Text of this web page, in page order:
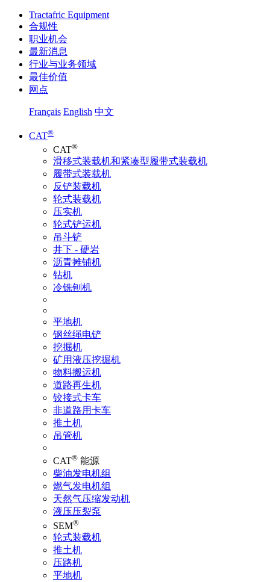
Tractafric Equipment
合规性
职业机会
最新消息
行业与业务领域
最佳价值
网点
Français English 中文
CAT®
CAT®
滑移式装载机和紧凑型履带式装载机
履带式装载机
反铲装载机
轮式装载机
压实机
轮式铲运机
吊斗铲
井下 - 硬岩
沥青摊铺机
钻机
冷铣刨机
平地机
钢丝绳电铲
挖掘机
矿用液压挖掘机
物料搬运机
道路再生机
铰接式卡车
非道路用卡车
推土机
吊管机
CAT® 能源
柴油发电机组
燃气发电机组
天然气压缩发动机
液压压裂泵
SEM®
轮式装载机
推土机
压路机
平地机